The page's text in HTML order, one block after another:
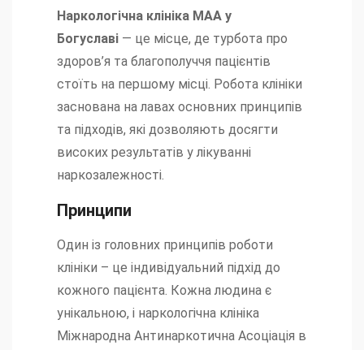
Наркологічна клініка МАА у
Богуславі — це місце, де турбота про
здоров’я та благополуччя пацієнтів
стоїть на першому місці. Робота клініки
заснована на лавах основних принципів
та підходів, які дозволяють досягти
високих результатів у лікуванні
наркозалежності.
Принципи
Один із головних принципів роботи
клініки – це індивідуальний підхід до
кожного пацієнта. Кожна людина є
унікальною, і наркологічна клініка
Міжнародна Антинаркотична Асоціація в